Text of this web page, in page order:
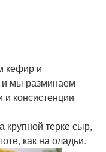
кефир и
мы разминаем
консистенции
терке сыр,
как на оладьи.